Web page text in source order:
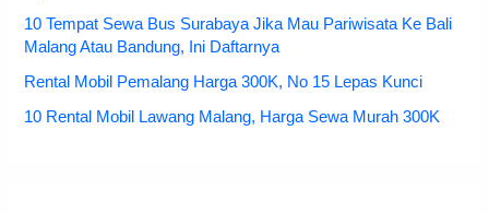
10 Tempat Sewa Bus Surabaya Jika Mau Pariwisata Ke Bali
Malang Atau Bandung, Ini Daftarnya
Rental Mobil Pemalang Harga 300K, No 15 Lepas Kunci
10 Rental Mobil Lawang Malang, Harga Sewa Murah 300K